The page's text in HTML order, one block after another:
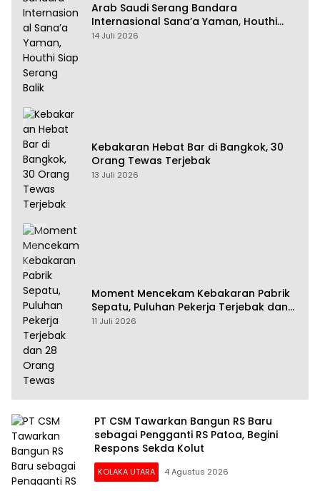
Arab Saudi Serang Bandara
Internasional Sana’a Yaman, Houthi
Siap Serang Balik
14 Juli 2026
Kebakaran Hebat Bar di Bangkok, 30
Orang Tewas Terjebak
13 Juli 2026
Moment Mencekam Kebakaran Pabrik
Sepatu, Puluhan Pekerja Terjebak dan
28 Orang Tewas
11 Juli 2026
PT CSM Tawarkan Bangun RS Baru
sebagai Pengganti RS Patoa, Begini
Respons Sekda Kolut
KOLAKA UTARA 4 Agustus 2026